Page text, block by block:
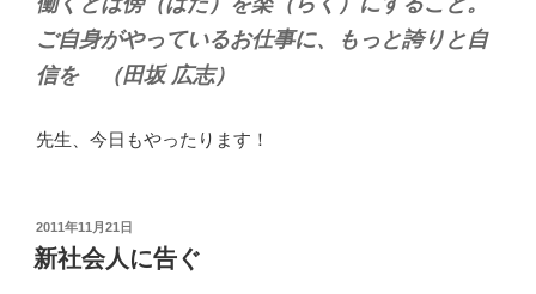
ご自身がやっているお仕事に、もっと誇りと自
信を （田坂 広志）
先生、今日もやったります！
投
稿
日:
2011年11月21日
新社会人に告ぐ